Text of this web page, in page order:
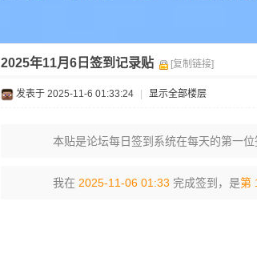
2025年11月6日签到记录贴 [复制链接]
发表于 2025-11-6 01:33:24 显示全部楼层
本贴是论坛每日签到系统在每天的第一
我在 2025-11-06 01:33 完成签到，是第